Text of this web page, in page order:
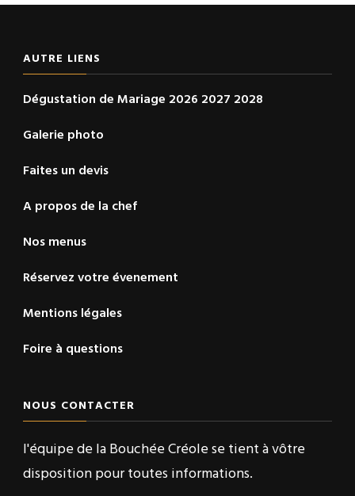
AUTRE LIENS
Dégustation de Mariage 2026 2027 2028
Galerie photo
Faites un devis
A propos de la chef
Nos menus
Réservez votre évenement
Mentions légales
Foire à questions
NOUS CONTACTER
l'équipe de la Bouchée Créole se tient à vôtre
disposition pour toutes informations.